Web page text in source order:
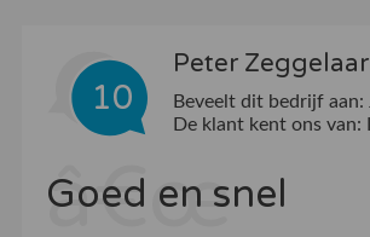
10
Peter Zeggelaar
Beveelt dit bedrijf aan:
De klant kent ons van:
Goed en snel